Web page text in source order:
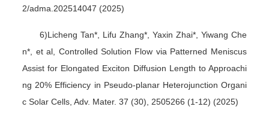
2/adma.202514047 (2025)
6)Licheng Tan*, Lifu Zhang*, Yaxin Zhai*, Yiwang Che
n*, et al, Controlled Solution Flow via Patterned Meniscus
Assist for Elongated Exciton Diffusion Length to Approachi
ng 20% Efficiency in Pseudo-planar Heterojunction Organi
c Solar Cells, Adv. Mater. 37 (30), 2505266 (1-12) (2025)